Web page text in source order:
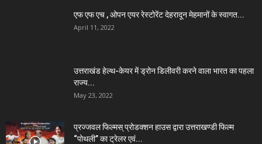
एफ एफ एच , ओपन एयर रेस्टोरेंट देहरादून मेहमानों के स्वागत...
April 11, 2022
उत्तराखंड हेल्थ-केयर में ड्रोन डिलीवरी करने वाला भारत का पहला
राज्य...
May 23, 2022
प्रज्जवल फिल्मस् प्रोडक्शन हाउस द्वारा उत्तराखण्डी फिल्म
“पोथली” का ट्रेलर एवं...